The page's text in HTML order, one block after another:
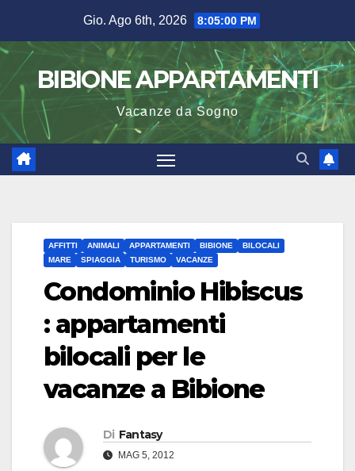
contenuto
Gio. Ago 6th, 2026 8:05:01 PM
BIBIONE APPARTAMENTI
Vacanze da Sogno
AFFITTI ANIMALI APPARTAMENTI BIBIONE
BILOCALI
MARE
SPIAGGIA TURISMO VACANZE
Condominio Hibiscus
: appartamenti
bilocali per le
vacanze a Bibione
Di Fantasy
MAG 5, 2012